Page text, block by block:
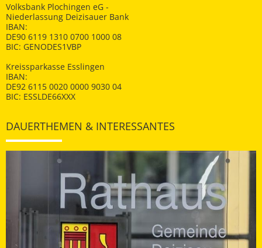
Volksbank Plochingen eG -
Niederlassung Deizisauer Bank
IBAN:
DE90 6119 1310 0700 1000 08
BIC: GENODES1VBP
Kreissparkasse Esslingen
IBAN:
DE92 6115 0020 0000 9030 04
BIC: ESSLDE66XXX
DAUERTHEMEN & INTERESSANTES